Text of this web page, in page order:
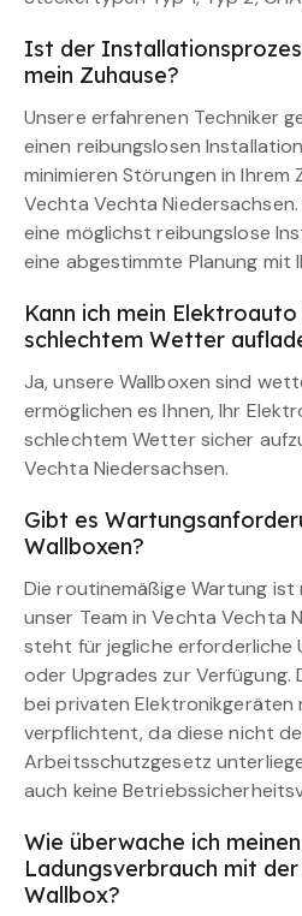
Ist der
mein Zuhause?
Unsere erfahrenen Techniker
einen reibungslosen
minimieren Störungen in Ihrem
Vechta Vechta
eine möglichst reibungslose
eine abgestimmte Planung mit
Kann ich mein Elektroauto
schlechtem Wetter
Ja, unsere Wallboxen sind
ermöglichen es Ihnen, Ihr
schlechtem Wetter sicher
Vechta Niedersachsen.
Gibt es
Wallboxen?
Die routinemäßige Wartung ist
unser Team in Vechta Vechta
steht für jegliche erforderliche
oder Upgrades zur Verfügung.
bei privaten Elektronikgeräten
verpflichtent, da diese nicht
Arbeitsschutzgesetz
auch keine
Wie überwache ich meinen
Ladungsverbrauch mit
Wallbox?